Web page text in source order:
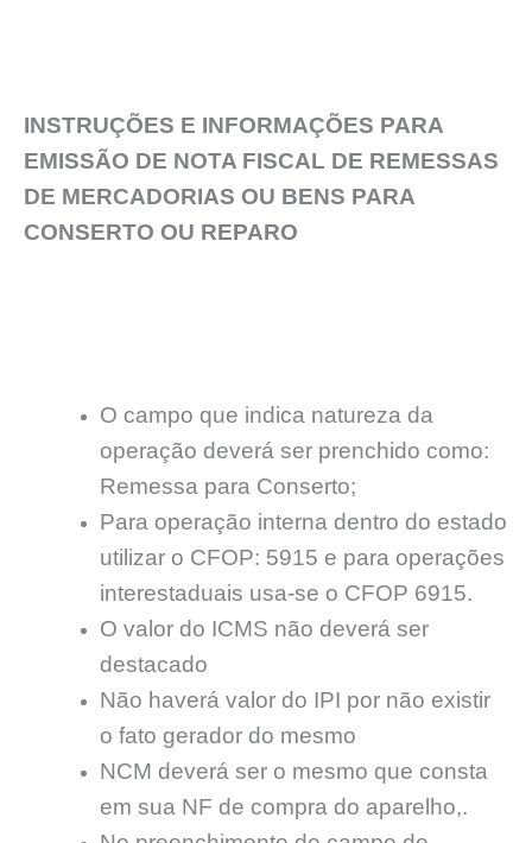
INSTRUÇÕES E INFORMAÇÕES PARA
EMISSÃO DE NOTA FISCAL DE REMESSAS
DE MERCADORIAS OU BENS PARA
CONSERTO OU REPARO
O campo que indica natureza da
operação deverá ser prenchido como:
Remessa para Conserto;
Para operação interna dentro do estado
utilizar o CFOP: 5915 e para operações
interestaduais usa-se o CFOP 6915.
O valor do ICMS não deverá ser
destacado
Não haverá valor do IPI por não existir
o fato gerador do mesmo
NCM deverá ser o mesmo que consta
em sua NF de compra do aparelho,.